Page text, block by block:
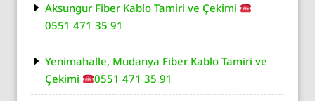
Aksungur Fiber Kablo Tamiri ve Çekimi
0551 471 35 91
Yenimahalle, Mudanya Fiber Kablo Tamiri ve
Çekimi
0551 471 35 91